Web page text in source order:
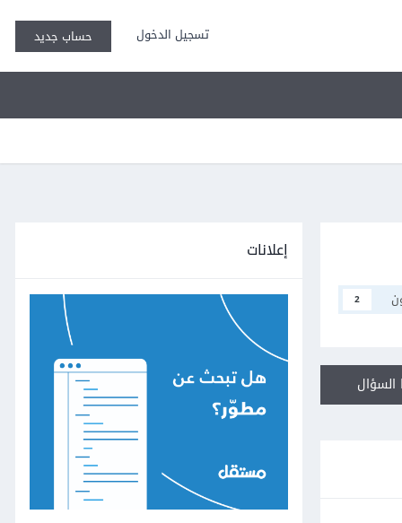
تسجيل الدخول حساب جديد
2
إعلانات